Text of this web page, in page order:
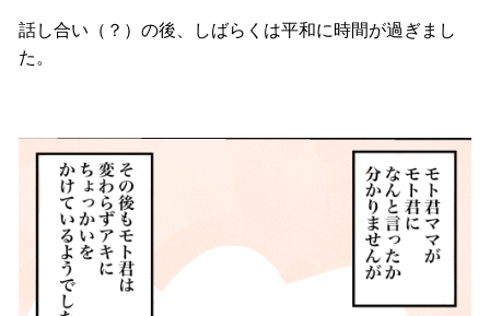
話し合い（？）の後、しばらくは平和に時間が過ぎまし
た。